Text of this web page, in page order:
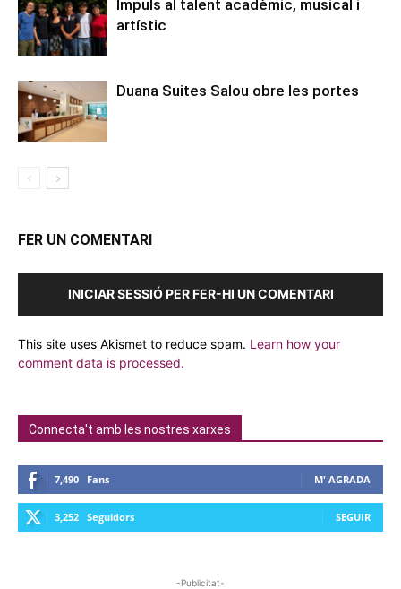
Impuls al talent acadèmic, musical i
artístic
Duana Suites Salou obre les portes
FER UN COMENTARI
INICIAR SESSIÓ PER FER-HI UN COMENTARI
This site uses Akismet to reduce spam. Learn how your
comment data is processed.
Connecta't amb les nostres xarxes
7,490 Fans M' AGRADA
3,252 Seguidors SEGUIR
-Publicitat-